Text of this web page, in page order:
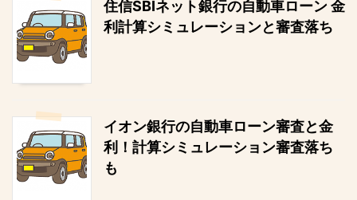
住信SBIネット銀行の自動車ローン 金
利計算シミュレーションと審査落ち
イオン銀行の自動車ローン審査と金
利！計算シミュレーション審査落ち
も